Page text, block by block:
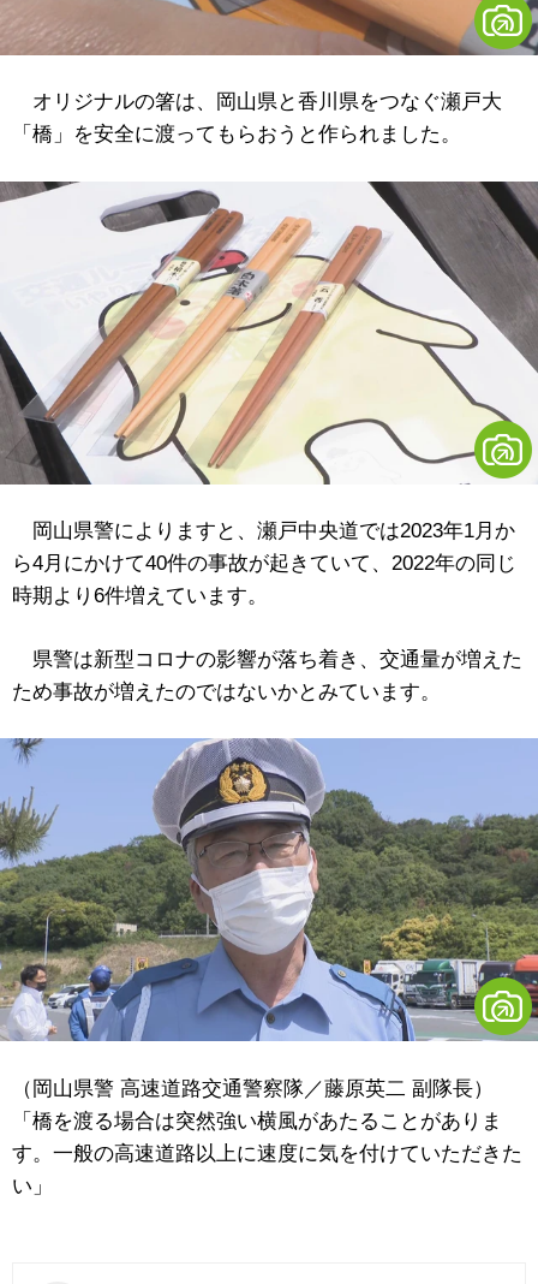
オリジナルの箸は、岡山県と香川県をつなぐ瀬戸大
「橋」を安全に渡ってもらおうと作られました。
岡山県警によりますと、瀬戸中央道では2023年1月か
ら4月にかけて40件の事故が起きていて、2022年の同じ
時期より6件増えています。
県警は新型コロナの影響が落ち着き、交通量が増えた
ため事故が増えたのではないかとみています。
（岡山県警 高速道路交通警察隊／藤原英二 副隊長）
「橋を渡る場合は突然強い横風があたることがありま
す。一般の高速道路以上に速度に気を付けていただきた
い」